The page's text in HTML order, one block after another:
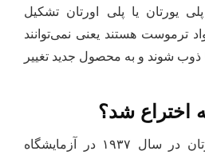
یورتان یا پلی اورتان تشکیل
ترموست هستند یعنی نمی‌توانند
ذوب شوند و به محصول جدید تغییر
اختراع شد؟
فرمول شیمایی پلی اورتان در سال ۱۹۳۷ در آزمایشگاه